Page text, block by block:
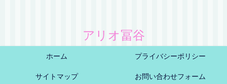
アリオ冨谷
ホーム プライバシーポリシー
サイトマップ お問い合わせフォーム